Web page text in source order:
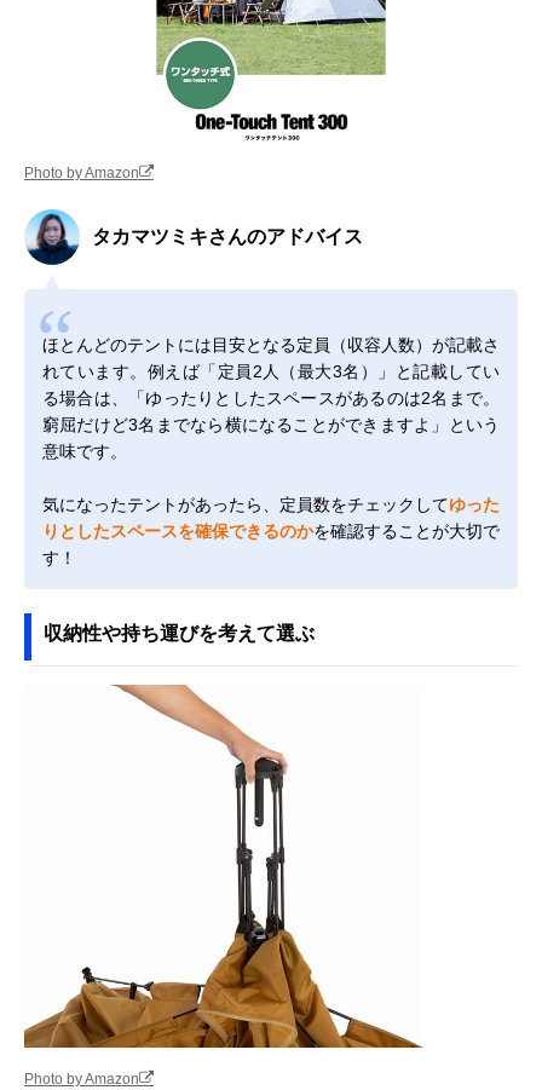
Photo by Amazon
タカマツミキさんのアドバイス
ほとんどのテントには目安となる定員（収容人数）が記載さ
れています。例えば「定員2人（最大3名）」と記載してい
る場合は、「ゆったりとしたスペースがあるのは2名まで。
窮屈だけど3名までなら横になることができますよ」という
意味です。
気になったテントがあったら、定員数をチェックしてゆった
りとしたスペースを確保できるのかを確認することが大切で
す！
収納性や持ち運びを考えて選ぶ
Photo by Amazon